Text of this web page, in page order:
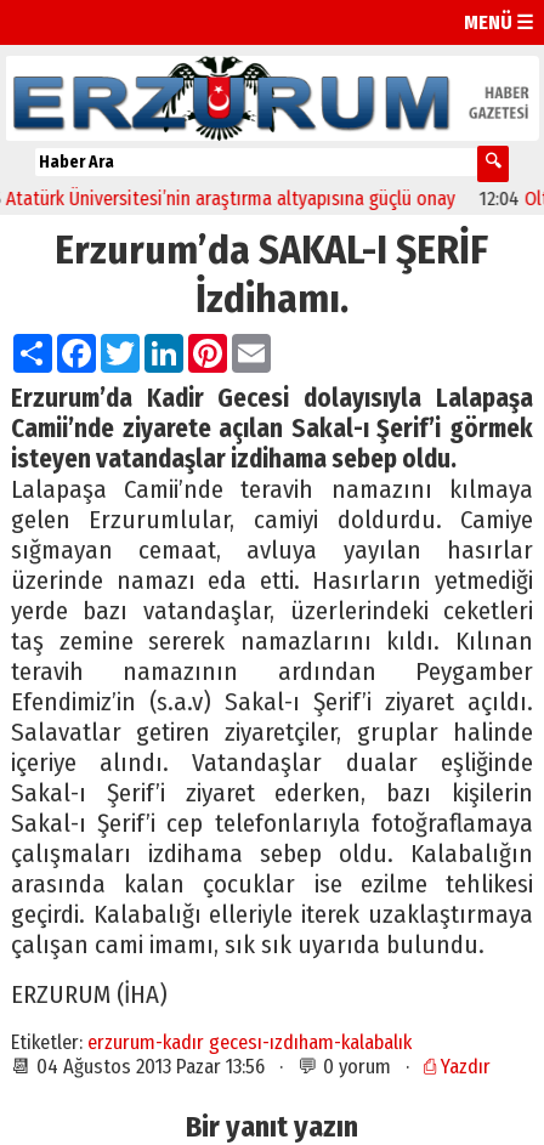
MENÜ ☰
Üniversitesi’nin araştırma altyapısına güçlü onay 12:04
Erzurum’da SAKAL-I ŞERİF
İzdihamı.
PaylaşFacebook
TwitterLinkedIn
Pinterest
Email
Erzurum’da Kadir Gecesi dolayısıyla Lalapaşa
Camii’nde ziyarete açılan Sakal-ı Şerif’i görmek
isteyen vatandaşlar izdihama sebep oldu.
Lalapaşa Camii’nde teravih namazını kılmaya
gelen Erzurumlular, camiyi doldurdu. Camiye
sığmayan cemaat, avluya yayılan hasırlar
üzerinde namazı eda etti. Hasırların yetmediği
yerde bazı vatandaşlar, üzerlerindeki ceketleri
taş zemine sererek namazlarını kıldı. Kılınan
teravih namazının ardından Peygamber
Efendimiz’in (s.a.v) Sakal-ı Şerif’i ziyaret açıldı.
Salavatlar getiren ziyaretçiler, gruplar halinde
içeriye alındı. Vatandaşlar dualar eşliğinde
Sakal-ı Şerif’i ziyaret ederken, bazı kişilerin
Sakal-ı Şerif’i cep telefonlarıyla fotoğraflamaya
çalışmaları izdihama sebep oldu. Kalabalığın
arasında kalan çocuklar ise ezilme tehlikesi
geçirdi. Kalabalığı elleriyle iterek uzaklaştırmaya
çalışan cami imamı, sık sık uyarıda bulundu.
ERZURUM (İHA)
Etiketler: erzurum-kadır gecesı-ızdıham-kalabalık
📆 04 Ağustos 2013 Pazar 13:56 · 💬 0 yorum · ⎙ Yazdır
Bir yanıt yazın